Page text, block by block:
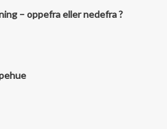
– oppefra eller nedefra ?